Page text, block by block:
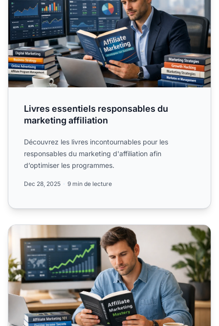
Livres essentiels responsables du
marketing affiliation
Découvrez les livres incontournables pour les
responsables du marketing d'affiliation afin
d’optimiser les programmes.
Dec 28, 2025 9 min de lecture
Meilleurs livres sur le marketing affiliation pour